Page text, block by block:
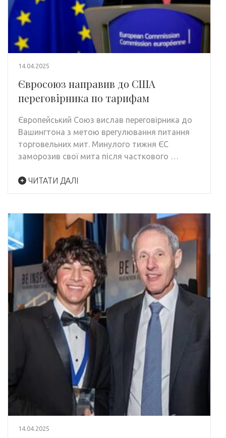
14.04.2025
Євросоюз направив до США
переговірника по тарифам
Європейський Союз вислав переговірника до
Вашингтона з метою врегулювання питання
торговельних мит. Минулого тижня ЄС
заморозив свої мита після часткового …
ЧИТАТИ ДАЛІ
14.04.2025